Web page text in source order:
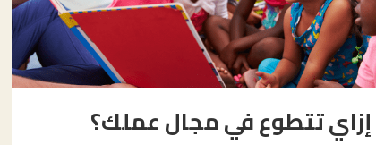
إزاي تتطوع في مجال عملك؟